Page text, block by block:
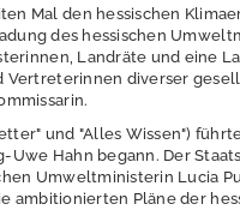
Mal den hessischen
des hessischen
Landräte und eine
diverser
und "Alles Wissen")
Hahn begann. Der
Umweltministerin Lucia
Pläne der